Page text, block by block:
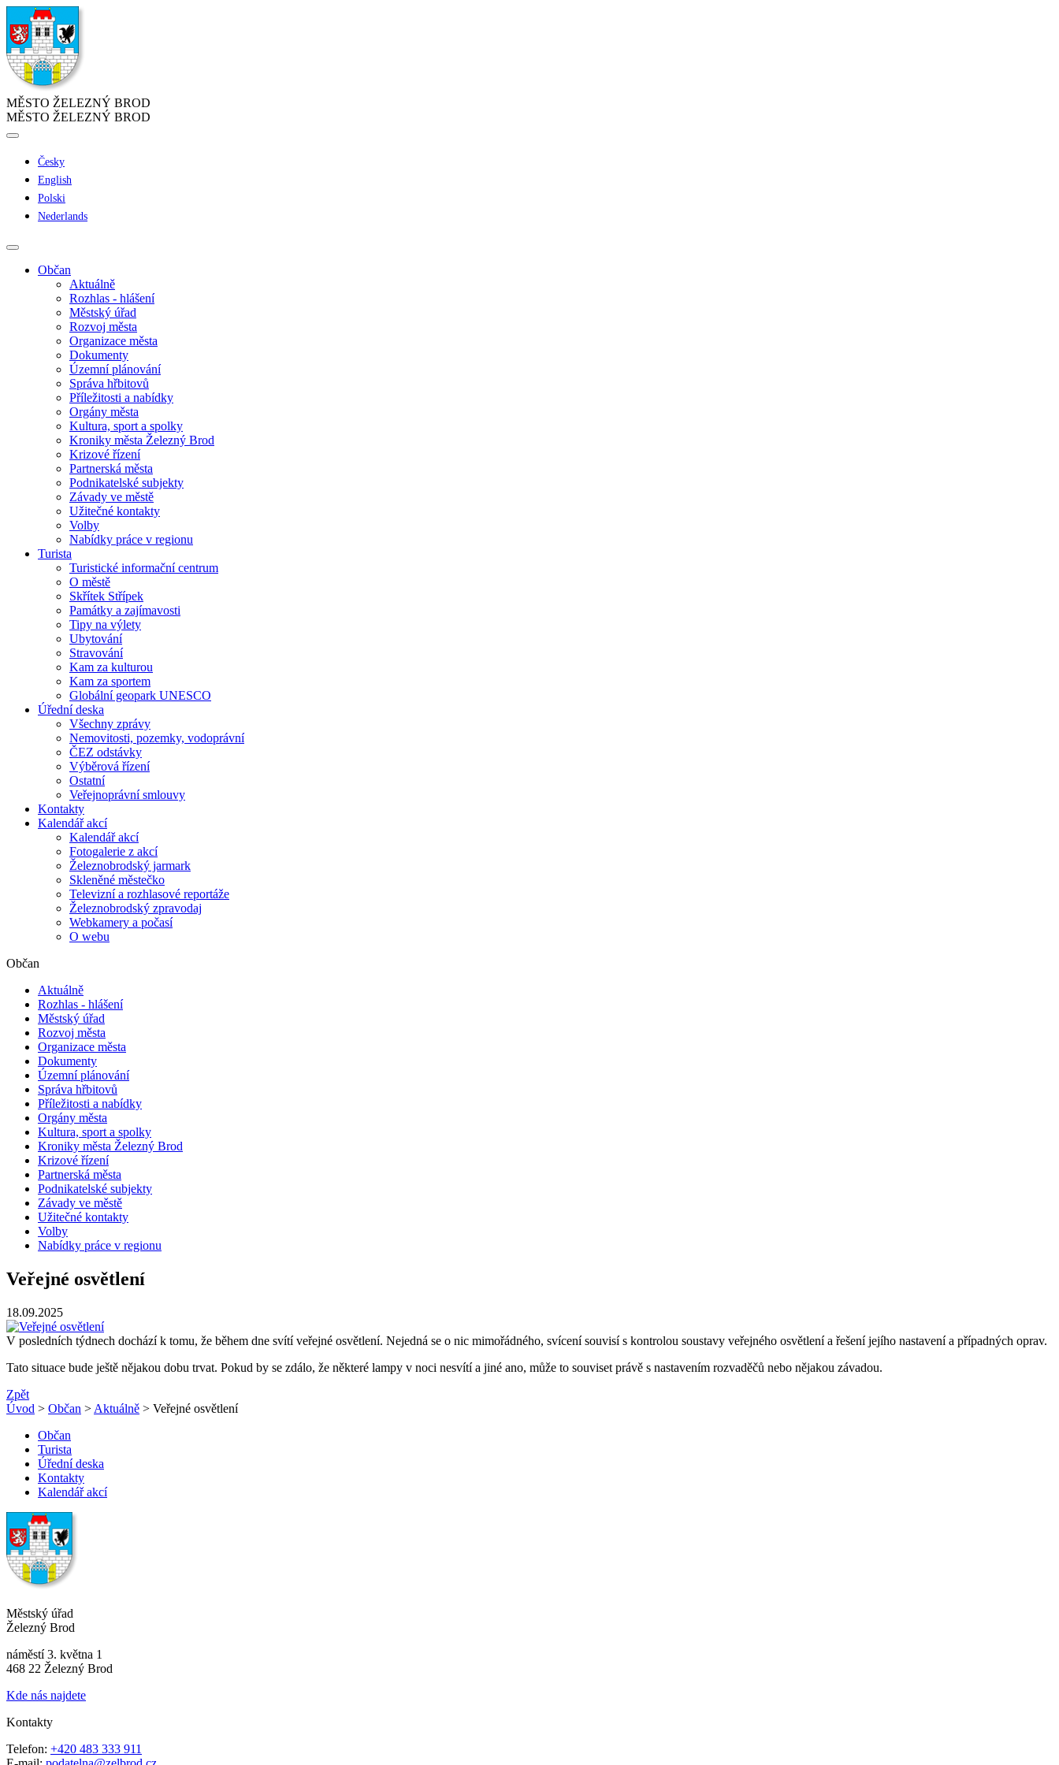
MĚSTO ŽELEZNÝ BROD
MĚSTO ŽELEZNÝ BROD
Česky
English
Polski
Nederlands
Občan
Aktuálně
Rozhlas - hlášení
Městský úřad
Rozvoj města
Organizace města
Dokumenty
Územní plánování
Správa hřbitovů
Příležitosti a nabídky
Orgány města
Kultura, sport a spolky
Kroniky města Železný Brod
Krizové řízení
Partnerská města
Podnikatelské subjekty
Závady ve městě
Užitečné kontakty
Volby
Nabídky práce v regionu
Turista
Turistické informační centrum
O městě
Skřítek Střípek
Památky a zajímavosti
Tipy na výlety
Ubytování
Stravování
Kam za kulturou
Kam za sportem
Globální geopark UNESCO
Úřední deska
Všechny zprávy
Nemovitosti, pozemky, vodoprávní
ČEZ odstávky
Výběrová řízení
Ostatní
Veřejnoprávní smlouvy
Kontakty
Kalendář akcí
Kalendář akcí
Fotogalerie z akcí
Železnobrodský jarmark
Skleněné městečko
Televizní a rozhlasové reportáže
Železnobrodský zpravodaj
Webkamery a počasí
O webu
Občan
Aktuálně
Rozhlas - hlášení
Městský úřad
Rozvoj města
Organizace města
Dokumenty
Územní plánování
Správa hřbitovů
Příležitosti a nabídky
Orgány města
Kultura, sport a spolky
Kroniky města Železný Brod
Krizové řízení
Partnerská města
Podnikatelské subjekty
Závady ve městě
Užitečné kontakty
Volby
Nabídky práce v regionu
Veřejné osvětlení
18.09.2025
V posledních týdnech dochází k tomu, že během dne svítí veřejné osvětlení. Nejedná se o nic mimořádného, svícení souvisí s kontrolou soustavy veřejného osvětlení a řešení jejího nastavení a případných oprav.
Tato situace bude ještě nějakou dobu trvat. Pokud by se zdálo, že některé lampy v noci nesvítí a jiné ano, může to souviset právě s nastavením rozvaděčů nebo nějakou závadou.
Zpět
Úvod > Občan > Aktuálně > Veřejné osvětlení
Občan
Turista
Úřední deska
Kontakty
Kalendář akcí
Městský úřad
Železný Brod
náměstí 3. května 1
468 22 Železný Brod
Kde nás najdete
Kontakty
Telefon: +420 483 333 911